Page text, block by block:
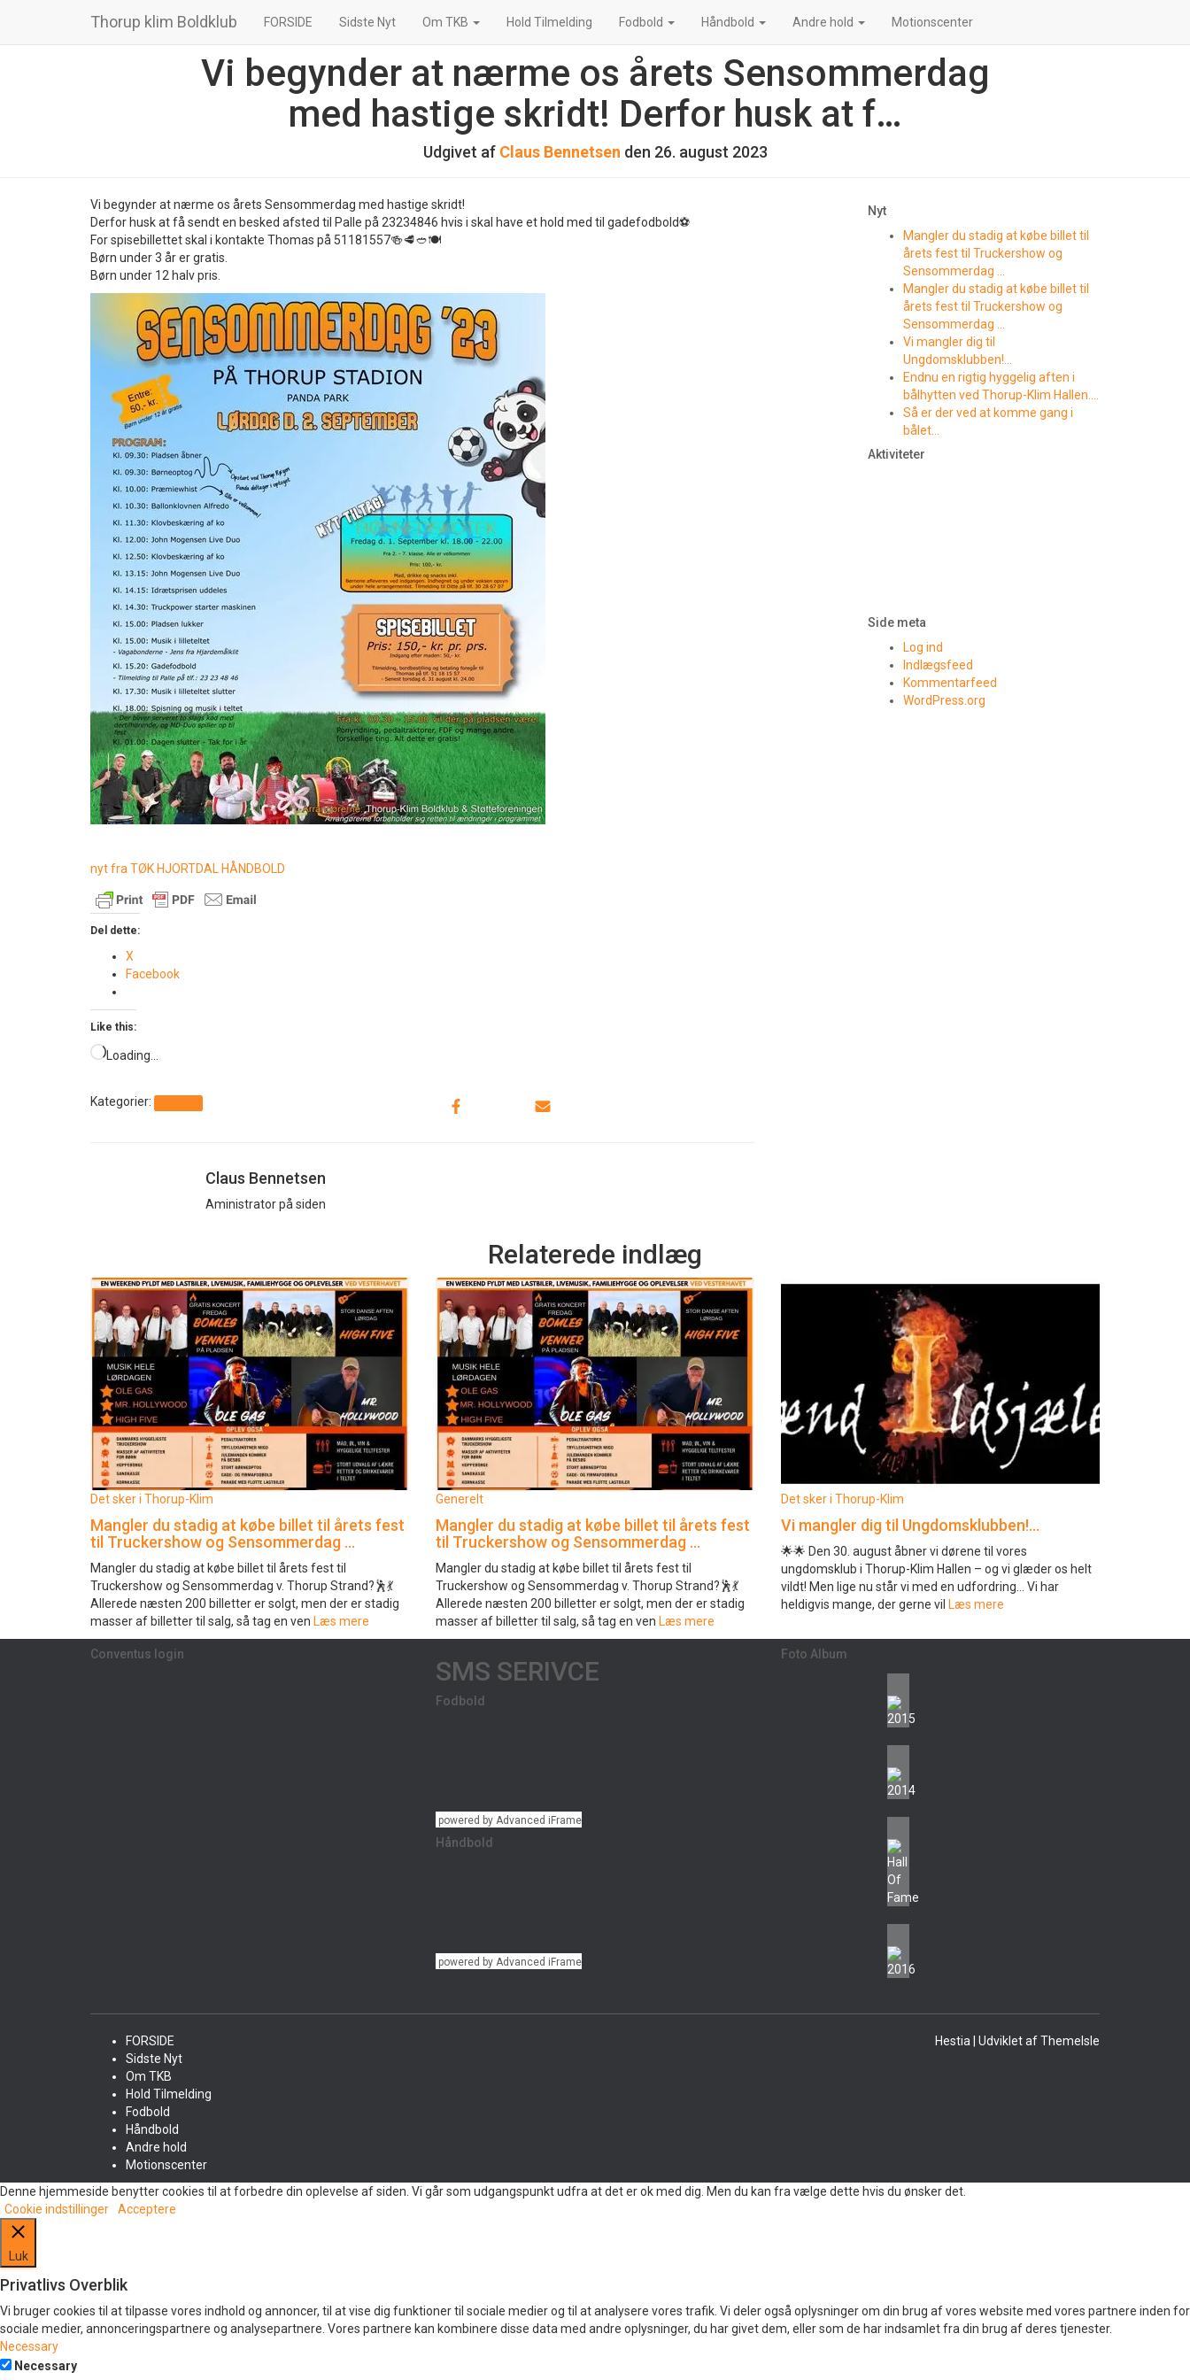
Thorup klim Boldklub FORSIDE Sidste Nyt Om TKB Hold Tilmelding Fodbold Håndbold Andre hold Motionscenter
Vi begynder at nærme os årets Sensommerdag
med hastige skridt! Derfor husk at f…
Udgivet af Claus Bennetsen den 26. august 2023
Vi begynder at nærme os årets Sensommerdag med hastige skridt!
Derfor husk at få sendt en besked afsted til Palle på 23234846 hvis i skal have et hold med til gadefodbold⚽️
For spisebillettet skal i kontakte Thomas på 51181557🍻🥩🥙🍽️
Børn under 3 år er gratis.
Børn under 12 halv pris.
nyt fra TØK HJORTDAL HÅNDBOLD
Del dette:
X
Facebook
Like this:
Loading…
Kategorier:
Claus Bennetsen
Aministrator på siden
Nyt
Mangler du stadig at købe billet til
årets fest til Truckershow og
Sensommerdag …
Mangler du stadig at købe billet til
årets fest til Truckershow og
Sensommerdag …
Vi mangler dig til
Ungdomsklubben!…
Endnu en rigtig hyggelig aften i
bålhytten ved Thorup-Klim Hallen….
Så er der ved at komme gang i
bålet…
Aktiviteter
Side meta
Log ind
Indlægsfeed
Kommentarfeed
WordPress.org
Relaterede indlæg
Det sker i Thorup-Klim
Mangler du stadig at købe billet til årets fest
til Truckershow og Sensommerdag …
Mangler du stadig at købe billet til årets fest til
Truckershow og Sensommerdag v. Thorup Strand?🕺💃
Allerede næsten 200 billetter er solgt, men der er stadig
masser af billetter til salg, så tag en ven Læs mere
Generelt
Mangler du stadig at købe billet til årets fest
til Truckershow og Sensommerdag …
Mangler du stadig at købe billet til årets fest til
Truckershow og Sensommerdag v. Thorup Strand?🕺💃
Allerede næsten 200 billetter er solgt, men der er stadig
masser af billetter til salg, så tag en ven Læs mere
Det sker i Thorup-Klim
Vi mangler dig til Ungdomsklubben!…
🌟🌟 Den 30. august åbner vi dørene til vores
ungdomsklub i Thorup-Klim Hallen – og vi glæder os helt
vildt! Men lige nu står vi med en udfordring… Vi har
heldigvis mange, der gerne vil Læs mere
Conventus login
SMS SERIVCE
Fodbold
powered by Advanced iFrame
Håndbold
powered by Advanced iFrame
Foto Album
FORSIDE
Sidste Nyt
Om TKB
Hold Tilmelding
Fodbold
Håndbold
Andre hold
Motionscenter
Hestia | Udviklet afThemeIsle
Denne hjemmeside benytter cookies til at forbedre din oplevelse af siden. Vi går som udgangspunkt udfra at det er ok med dig. Men du kan fra vælge dette hvis du ønsker det.
Cookie indstillinger
Acceptere
Luk
Privatlivs Overblik
Vi bruger cookies til at tilpasse vores indhold og annoncer, til at vise dig funktioner til sociale medier og til at analysere vores trafik. Vi deler også oplysninger om din brug af vores website med vores partnere inden for
sociale medier, annonceringspartnere og analysepartnere. Vores partnere kan kombinere disse data med andre oplysninger, du har givet dem, eller som de har indsamlet fra din brug af deres tjenester.
Necessary
Necessary